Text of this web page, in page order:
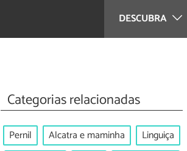
DESCUBRA
Categorias relacionadas
Pernil Alcatra e maminha
Linguiça